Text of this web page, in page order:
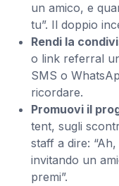
un amico, e
tu”. Il doppio
Rendi la
o link referral
SMS o
ricordare.
Promuovi il
tent, sugli
staff a dire:
invitando un
premi”.